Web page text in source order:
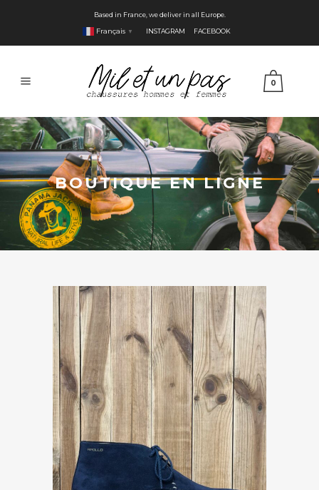
Based in France, we deliver in all Europe.
Français ▼ INSTAGRAM FACEBOOK
0
BOUTIQUE EN LIGNE